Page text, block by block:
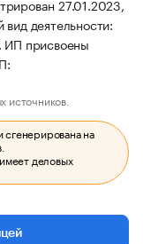
27.01.2023,
деятельности:
ИП присвоены
источников.
на
деловых